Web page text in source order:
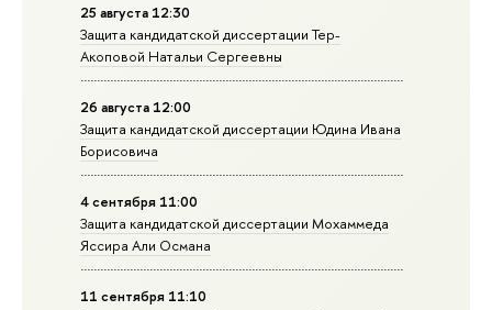
25 августа 12:30
Защита кандидатской диссертации Тер-
Акоповой Натальи Сергеевны
26 августа 12:00
Защита кандидатской диссертации Юдина Ивана
Борисовича
4 сентября 11:00
Защита кандидатской диссертации Мохаммеда
Яссира Али Османа
11 сентября 11:10